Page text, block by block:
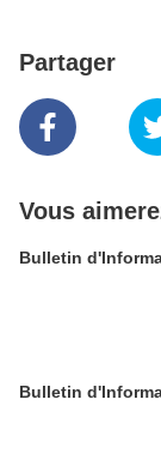
Partager
Vous
Bulletin
Bulletin